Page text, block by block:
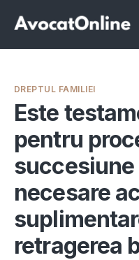
Înscrie-te ca avocat
Servicii
Despre noi
Programeaza
Intrebari
DREPTUL FAMILIEI
Este
pentru
necesare
retragerea